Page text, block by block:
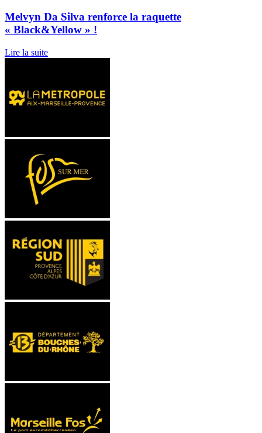
Melvyn Da Silva renforce la raquette
« Black&Yellow » !
Lire la suite